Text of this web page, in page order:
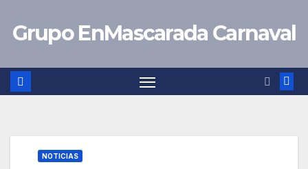
Grupo EnMascarada Carnaval
NOTICIAS